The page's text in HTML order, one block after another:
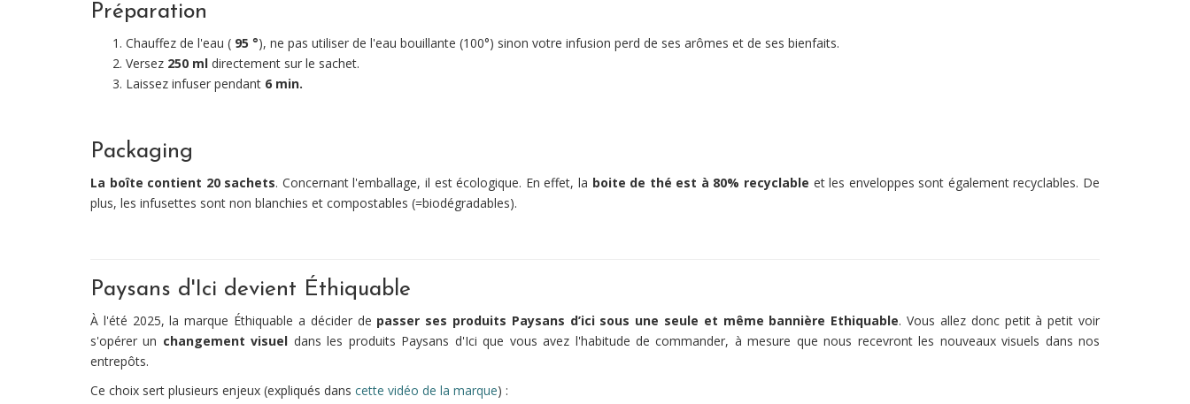
Préparation
Chauffez de l'eau ( 95 °), ne pas utiliser de l'eau bouillante (100°) sinon votre infusion perd de ses arômes et de ses bienfaits.
Versez 250 ml directement sur le sachet.
Laissez infuser pendant 6 min.
Packaging
La boîte contient 20 sachets. Concernant l'emballage, il est écologique. En effet, la boite de thé est à 80% recyclable et les enveloppes sont également recyclables. De
plus, les infusettes sont non blanchies et compostables (=biodégradables).
Paysans d'Ici devient Éthiquable
À l'été 2025, la marque Éthiquable a décider de passer ses produits Paysans d’ici sous une seule et même bannière Ethiquable. Vous allez donc petit à petit voir
s'opérer un changement visuel dans les produits Paysans d'Ici que vous avez l'habitude de commander, à mesure que nous recevront les nouveaux visuels dans nos
entrepôts.
Ce choix sert plusieurs enjeux (expliqués dans cette vidéo de la marque) :